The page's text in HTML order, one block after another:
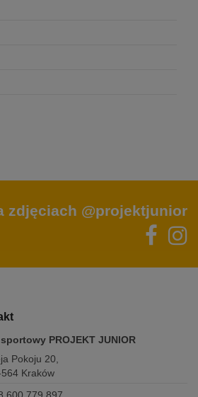
zdjęciach @projektjunior
PROJEKT JUNIOR
Pokoju 20,
Kraków
600 779 897